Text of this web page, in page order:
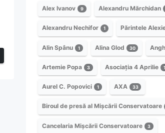
Alex Ivanov 9 Alexandru Mărchidan
Alexandru Nechifor 1 Părintele
Alin Spânu 1 Alina Glod 30
Artemie Popa 3 Asociația 4 Aprilie
Aurel C. Popovici 1 AXA 33
Biroul de presă al Mișcării Conservatoare
Cancelaria Mișcării Conservatoare 3